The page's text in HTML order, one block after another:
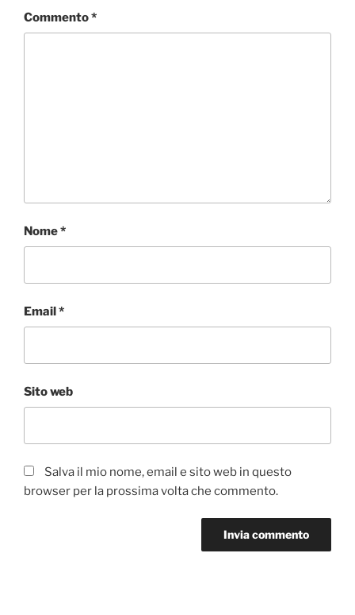
Commento*
Nome*
Email*
Sito web
Salva il mio nome, email e sito web in questo
browser per la prossima volta che commento.